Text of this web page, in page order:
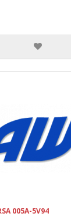
005A-5V94